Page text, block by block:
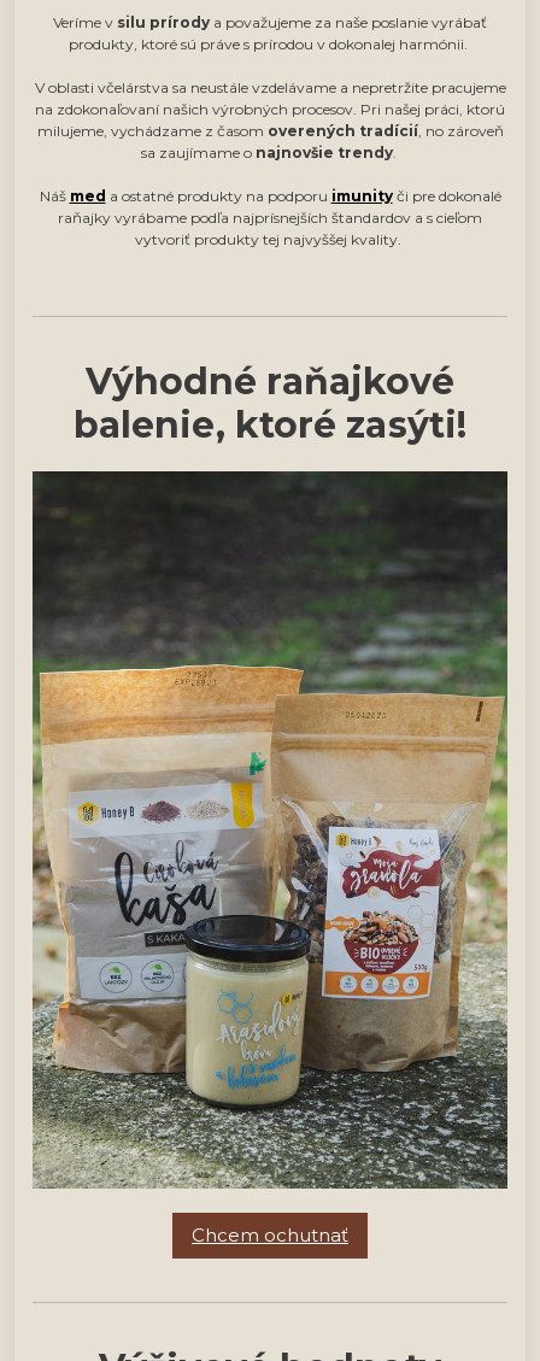
Veríme v silu prírody a považujeme za naše poslanie vyrábať
produkty, ktoré sú práve s prírodou v dokonalej harmónii.
V oblasti včelárstva sa neustále vzdelávame a nepretržite pracujeme
na zdokonaľovaní našich výrobných procesov. Pri našej práci, ktorú
milujeme, vychádzame z časom overených tradícií, no zároveň
sa zaujímame o najnovšie trendy.
Náš med a ostatné produkty na podporu imunityči pre dokonalé
raňajky vyrábame podľa najprísnejších štandardov a s cieľom
vytvoriť produkty tej najvyššej kvality.
Výhodné raňajkové
balenie, ktoré zasýti!
Chcem ochutnať